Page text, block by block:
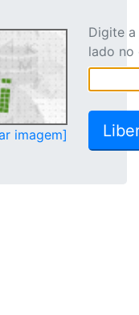
imagem]
Digite
lado no